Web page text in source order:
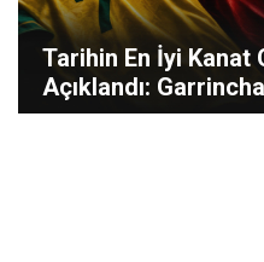
Tarihin En İyi Kanat
Açıklandı: